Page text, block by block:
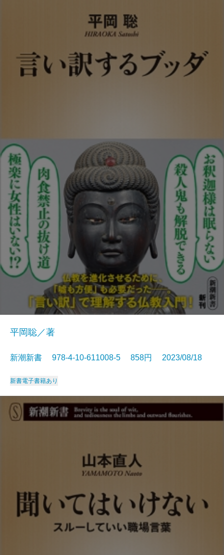
平岡聡／著
新潮新書 978-4-10-611008-5 858円 2023/08/18
新書電子書籍あり